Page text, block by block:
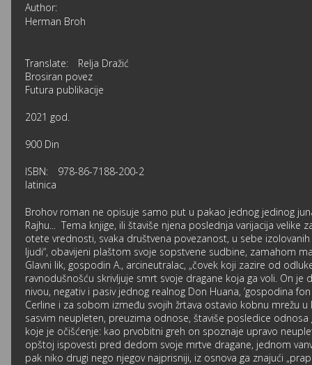
Author:
Herman Broh
Translate:
Relja Dražić
Brosiran povez
Futura publikacije
2021 god.
900 Din
ISBN:
978-86-7188-200-2
latinica
Brohov roman ne opisuje samo put u pakao jednog jedinog
Rajhu... Tema knjige, ili štaviše njena poslednja varijacija velike
otete vrednosti, svaka društvena povezanost, u sebe
ljudi“, obavijeni plaštom svoje sopstvene sudbine, zamahom
Glavni lik, gospodin A., arcineutralac, „čovek koji zazire od
ravnodušnošću skrivljuje smrt svoje dragane koja ga voli. On
nivou, negativ i pasiv jednog realnog Don Huana, ’gospodina
Cerline i za sobom između svojih žrtava ostavio kobnu mrežu
sasvim neupleten, preuzima odnose, štaviše posledice
koje je očišćenje: kao prvobitni greh on spoznaje upravo
opštoj ispovesti pred dedom svoje mrtve dragane, jednom
pak niko drugi nego njegov najprisniji, iz osnova ga znajući